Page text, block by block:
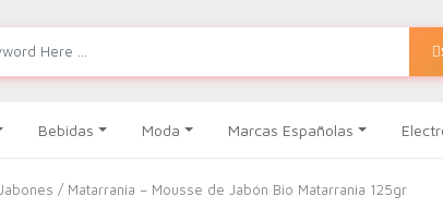
Bebidas Moda Marcas Españolas
Jabones / Matarrania – Mousse de Jabón Bio Matarrania 125gr